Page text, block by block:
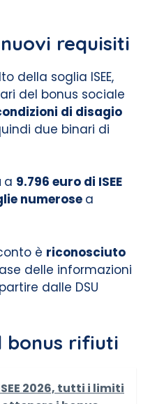
requisiti
della soglia ISEE,
del bonus sociale
di disagio
due binari di
a 9.796 euro di ISEE
numerose a
è riconosciuto
delle informazioni
dalle DSU
bonus rifiuti
2026, tutti i limiti